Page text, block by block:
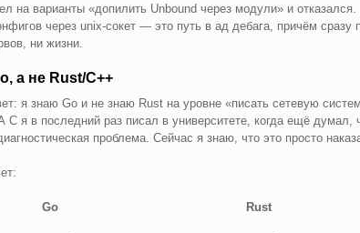
на варианты «допилить Unbound через модули» и
через unix-сокет — это путь в ад дебага, причём сразу
ни жизни.
а не Rust/C++
я знаю Go и не знаю Rust на уровне «писать сетевую
C я в последний раз писал в университете, когда ещё
проблема. Сейчас я знаю, что это просто
Go Rust